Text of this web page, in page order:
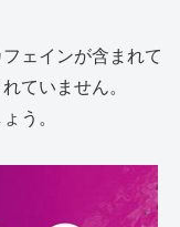
ェインが含まれて
ていません。
う。